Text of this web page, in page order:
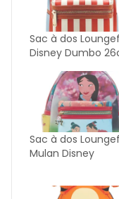
Sac à dos
Disney Dumbo
Sac à dos
Mulan Disney